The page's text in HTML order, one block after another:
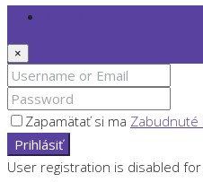
×
Zapamätať si ma Zabudnuté
Prihlásiť
User registration is disabled